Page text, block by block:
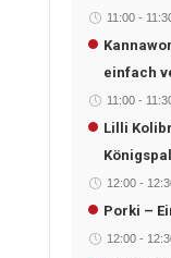
11:00-
einfach
11:00-
Lilli
12:00-
Porki –
12:00-